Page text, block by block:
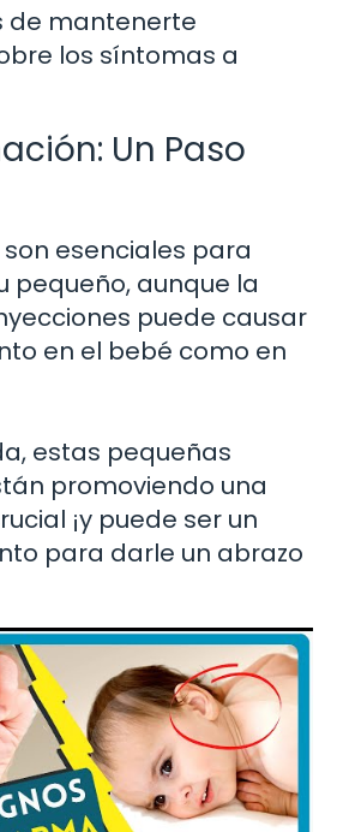
de mantenerte
los síntomas a
Un Paso
esenciales para
pequeño, aunque la
puede causar
en el bebé como en
estas pequeñas
promoviendo una
¡y puede ser un
para darle un abrazo